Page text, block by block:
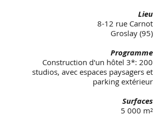
Lieu
8-12 rue Carnot
Groslay (95)
Programme
Construction d'un hôtel 3*: 200
studios, avec espaces paysagers et
parking extérieur
Surfaces
5 000 m²